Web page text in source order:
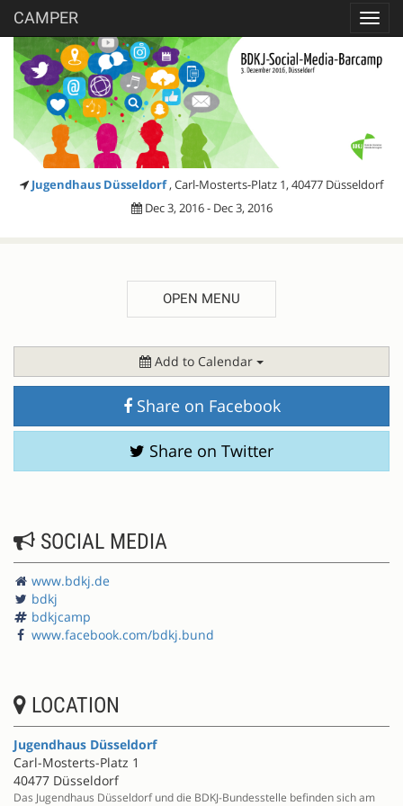
CAMPER
Jugendhaus Düsseldorf , Carl-Mosterts-Platz 1, 40477 Düsseldorf
Dec 3, 2016 - Dec 3, 2016
OPEN MENU
DESCRIPTION Add to Calendar
Share on Facebook
Share on Twitter
SOCIAL MEDIA
www.bdkj.de
bdkj
bdkjcamp
www.facebook.com/bdkj.bund
LOCATION
Jugendhaus Düsseldorf
Carl-Mosterts-Platz 1
40477 Düsseldorf
Das Jugendhaus Düsseldorf und die BDKJ-Bundesstelle befinden sich am